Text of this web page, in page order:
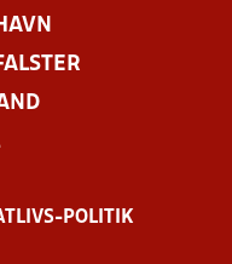
POLITIK